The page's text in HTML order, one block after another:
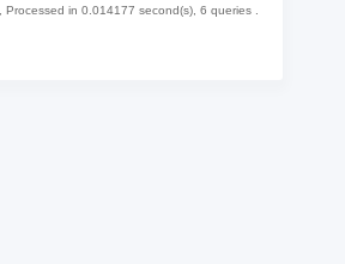
, Processed in 0.014177 second(s), 6 queries .